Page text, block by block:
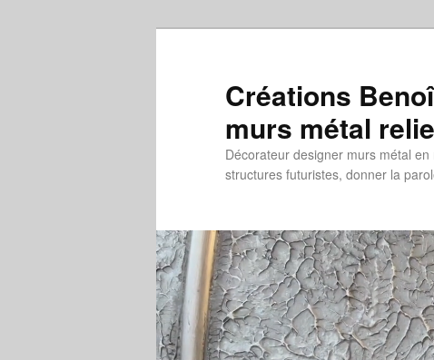
Créations
murs métal
Décorateur designer murs métal
structures futuristes, donner la